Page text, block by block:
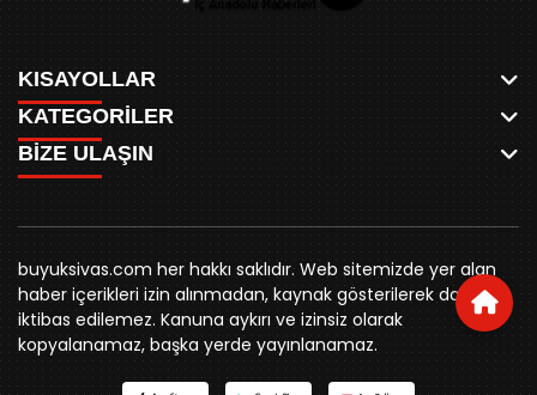
KISAYOLLAR
ANASAYFA
AKSU CANLI
MEYDAN CANLI
MEDRESELER CANLI
MERAKÜM CANLI
YUKARI TEKKE CANLI
KURUMSAL KİMLİK
REKLAM FİYATLARI
BİZE ULAŞIN
KÜNYE
KATEGORİLER
WHATSAPP
SPOR
SİYASET
BELEDİYE
SİVAS VALİLİĞİ
ÜNİVERSİTE
KURUMLAR
STK
YORUM
BİZE ULAŞIN
0346 221 00 60
buyuksivashaber@gmail.com
Örtülüpınar Mah. İnönü Bulvarı Özkahya Apt. Kat:3 D:7
Sivas
buyuksivas.com her hakkı saklıdır. Web sitemizde yer alan
haber içerikleri izin alınmadan, kaynak gösterilerek dahi
iktibas edilemez. Kanuna aykırı ve izinsiz olarak
kopyalanamaz, başka yerde yayınlanamaz.